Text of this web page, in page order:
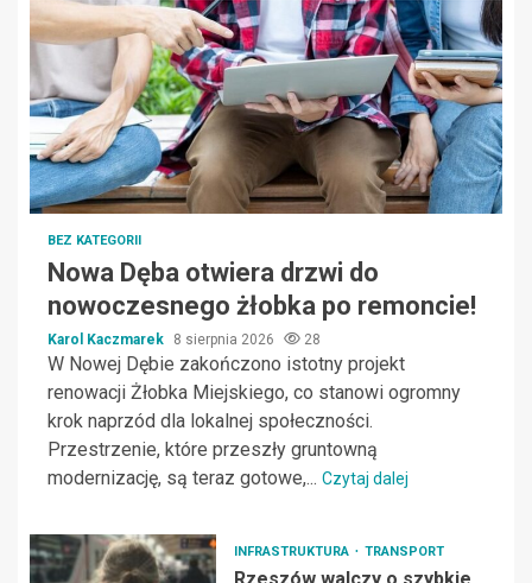
BEZ KATEGORII
Nowa Dęba otwiera drzwi do
nowoczesnego żłobka po remoncie!
Karol Kaczmarek 8 sierpnia 2026 28
W Nowej Dębie zakończono istotny projekt
renowacji Żłobka Miejskiego, co stanowi ogromny
krok naprzód dla lokalnej społeczności.
Przestrzenie, które przeszły gruntowną
modernizację, są teraz gotowe,... Czytaj dalej
INFRASTRUKTURA TRANSPORT